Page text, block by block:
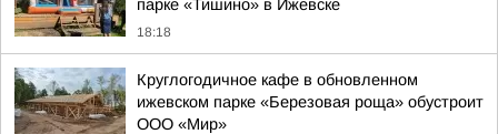
парке «Тишино» в Ижевске
18:18
Круглогодичное кафе в обновленном
ижевском парке «Березовая роща» обустроит
ООО «Мир»